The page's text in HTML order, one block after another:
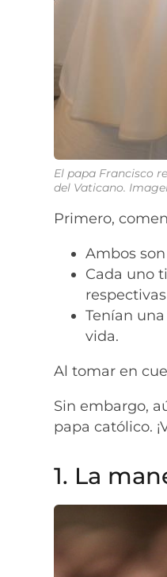
El papa Francisco
del Vaticano.
Primero,
Ambos
Cada uno
Tenían
vida.
Al tomar en
Sin embargo,
papa católico.
1. La